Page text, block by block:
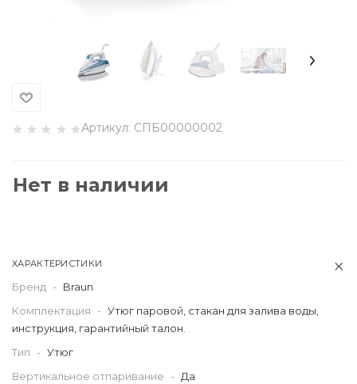
Артикул: СПБ00000002
Нет в наличии
ХАРАКТЕРИСТИКИ
Бренд -
Braun
Комплектация
- Утюг паровой, стакан для залива воды,
инструкция, гарантийный талон.
Тип
- Утюг
Вертикальное отпаривание
- Да